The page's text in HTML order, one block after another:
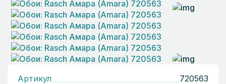
Артикул
720563